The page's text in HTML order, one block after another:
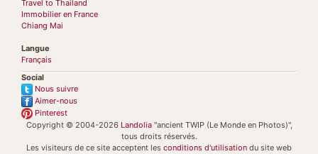
Travel to Thailand
Immobilier en France
Chiang Mai
Langue
Français
Social
Nous suivre
Aimer-nous
Pinterest
Copyright © 2004-2026 Landolia"ancient TWIP (Le Monde en Photos)",
tous droits réservés.
Les visiteurs de ce site acceptent les conditions d'utilisation du site web